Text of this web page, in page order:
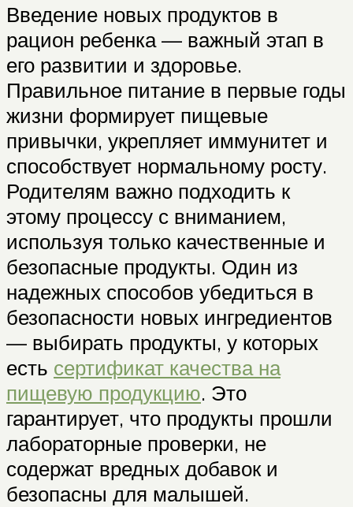
Введение новых продуктов в
рацион ребенка — важный этап в
его развитии и здоровье.
Правильное питание в первые годы
жизни формирует пищевые
привычки, укрепляет иммунитет и
способствует нормальному росту.
Родителям важно подходить к
этому процессу с вниманием,
используя только качественные и
безопасные продукты. Один из
надежных способов убедиться в
безопасности новых ингредиентов
— выбирать продукты, у которых
есть сертификат качества на
пищевую продукцию. Это
гарантирует, что продукты прошли
лабораторные проверки, не
содержат вредных добавок и
безопасны для малышей.